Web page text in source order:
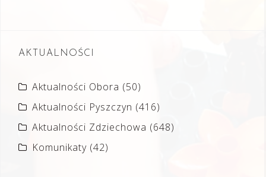
AKTUALNOŚCI
Aktualności Obora (50)
Aktualności Pyszczyn (416)
Aktualności Zdziechowa (648)
Komunikaty (42)